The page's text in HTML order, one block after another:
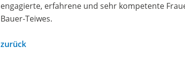
engagierte, erfahrene und sehr kompetente
Bauer-Teiwes.
zurück